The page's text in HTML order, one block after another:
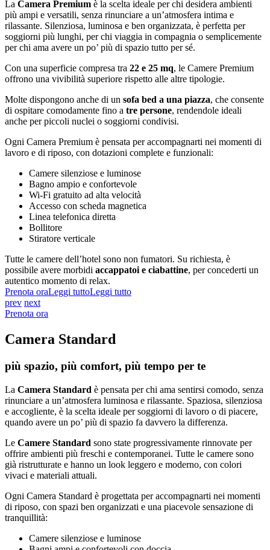
La Camera Premium è la scelta ideale per chi desidera ambienti
più ampi e versatili, senza rinunciare a un’atmosfera intima e
rilassante. Silenziosa, luminosa e ben organizzata, è perfetta per
soggiorni più lunghi, per chi viaggia in compagnia o semplicemente
per chi ama avere un po’ più di spazio tutto per sé.
Con una superficie compresa tra 22 e 25 mq, le Camere Premium
offrono una vivibilità superiore rispetto alle altre tipologie.
Molte dispongono anche di un sofa bed a una piazza, che consente
di ospitare comodamente fino a tre persone, rendendole ideali
anche per piccoli nuclei o soggiorni condivisi.
Ogni Camera Premium è pensata per accompagnarti nei momenti di
lavoro e di riposo, con dotazioni complete e funzionali:
Camere silenziose e luminose
Bagno ampio e confortevole
Wi-Fi gratuito ad alta velocità
Accesso con scheda magnetica
Linea telefonica diretta
Bollitore
Stiratore verticale
Tutte le camere dell’hotel sono non fumatori. Su richiesta, è
possibile avere morbidi accappatoi e ciabattine, per concederti un
autentico momento di relax.
Prenota oraLeggi tuttoLeggi tutto
prev next
Prenota ora
Camera Standard
più spazio, più comfort, più tempo per te
La Camera Standard è pensata per chi ama sentirsi comodo, senza
rinunciare a un’atmosfera luminosa e rilassante. Spaziosa, silenziosa
e accogliente, è la scelta ideale per soggiorni di lavoro o di piacere,
quando avere un po’ più di spazio fa davvero la differenza.
Le Camere Standard sono state progressivamente rinnovate per
offrire ambienti più freschi e contemporanei. Tutte le camere sono
già ristrutturate e hanno un look leggero e moderno, con colori
vivaci e materiali attuali.
Ogni Camera Standard è progettata per accompagnarti nei momenti
di riposo, con spazi ben organizzati e una piacevole sensazione di
tranquillità:
Camere silenziose e luminose